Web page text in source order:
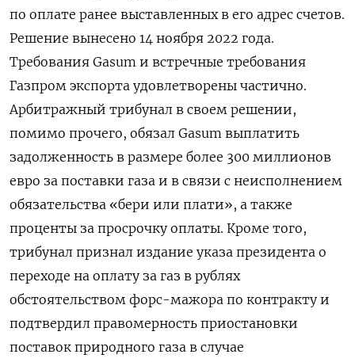
по оплате ранее выставленных в его адрес счетов.
Решение вынесено 14 ноября 2022 года.
Требования Gasum и встречные требования
Газпром экспорта удовлетворены частично.
Арбитражный трибунал в своем решении,
помимо прочего, обязал Gasum выплатить
задолженность в размере более 300 миллионов
евро за поставки газа и в связи с неисполнением
обязательства «бери или плати», а также
проценты за просрочку оплаты. Кроме того,
трибунал признал издание указа президента о
переходе на оплату за газ в рублях
обстоятельством форс-мажора по контракту и
подтвердил правомерность приостановки
поставок природного газа в случае